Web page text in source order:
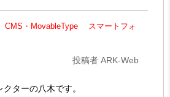
CMS・MovableType
スマートフォ
投稿者 ARK-Web
ターの八木です。